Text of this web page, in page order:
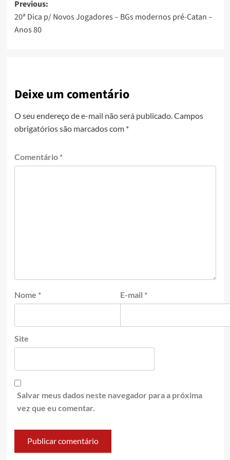
Previous:
20ª Dica p/ Novos Jogadores – BGs modernos pré-Catan –
Anos 80
Deixe um comentário
O seu endereço de e-mail não será publicado. Campos
obrigatórios são marcados com *
Comentário *
Nome * E-mail *
Site
Salvar meus dados neste navegador para a próxima
vez que eu comentar.